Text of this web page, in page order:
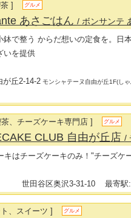
] グルメ
あさごはん/ ボンサンテ
鉢で整う からだ想いの定食を。日
いを提供
が丘2-14-2 モンシャテーヌ自由が丘1F(し
、チーズケーキ専門店 ] グルメ
CLUB 自由が丘店/
キはチーズケーキのみ！"チーズケ
世田谷区奥沢3-31-10 最寄駅:
、スイーツ ] グルメ